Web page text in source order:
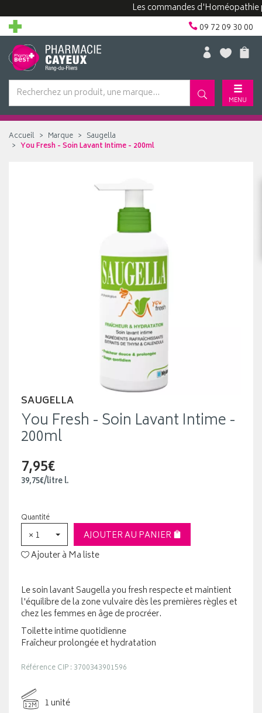
Les commandes d'Homéopathie
09 72 09 30 00
MENU
Accueil Marque
Saugella
You Fresh - Soin Lavant Intime - 200ml
SAUGELLA
You Fresh - Soin Lavant Intime -
200ml
7,95€
39,75€/litrel.
Quantité
× 1
AJOUTER AU PANIER
Ajouter à Ma liste
Le soin lavant Saugella you fresh respecte et maintient
l'équilibre de la zone vulvaire dès les premières règles et
chez les femmes en âge de procréer.
Toilette intime quotidienne
Fraîcheur prolongée et hydratation
Référence CIP : 3700343901596
12M
1 unité